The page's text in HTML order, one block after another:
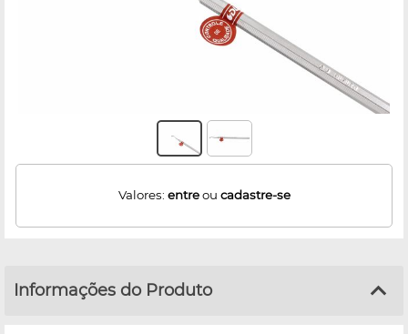
Valores: entreou cadastre-se
Informações do Produto